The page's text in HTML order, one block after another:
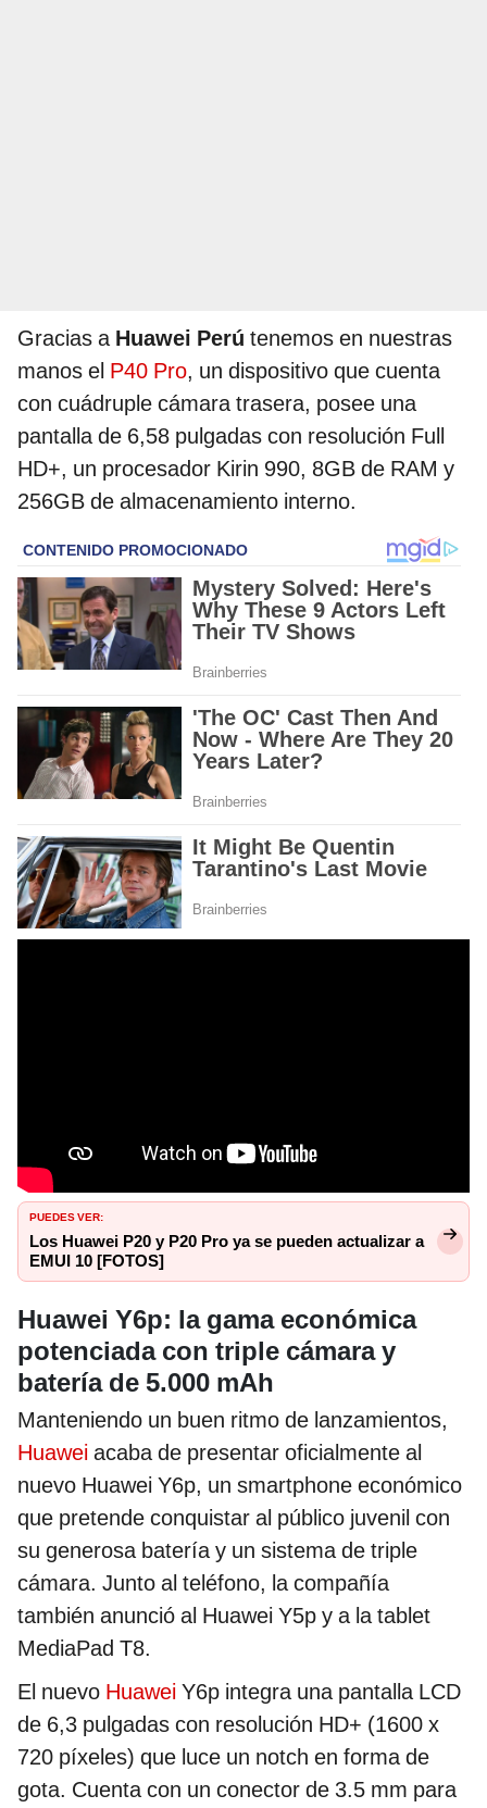
Gracias a Huawei Perú tenemos en nuestras
manos el P40 Pro, un dispositivo que cuenta
con cuádruple cámara trasera, posee una
pantalla de 6,58 pulgadas con resolución Full
HD+, un procesador Kirin 990, 8GB de RAM y
256GB de almacenamiento interno.
PUEDES VER:
Los Huawei P20 y P20 Pro ya se pueden actualizar a
EMUI 10 [FOTOS]
Huawei Y6p: la gama económica
potenciada con triple cámara y
batería de 5.000 mAh
Manteniendo un buen ritmo de lanzamientos,
Huawei acaba de presentar oficialmente al
nuevo Huawei Y6p, un smartphone económico
que pretende conquistar al público juvenil con
su generosa batería y un sistema de triple
cámara. Junto al teléfono, la compañía
también anunció al Huawei Y5p y a la tablet
MediaPad T8.
El nuevo Huawei Y6p integra una pantalla LCD
de 6,3 pulgadas con resolución HD+ (1600 x
720 píxeles) que luce un notch en forma de
gota. Cuenta con un conector de 3.5 mm para